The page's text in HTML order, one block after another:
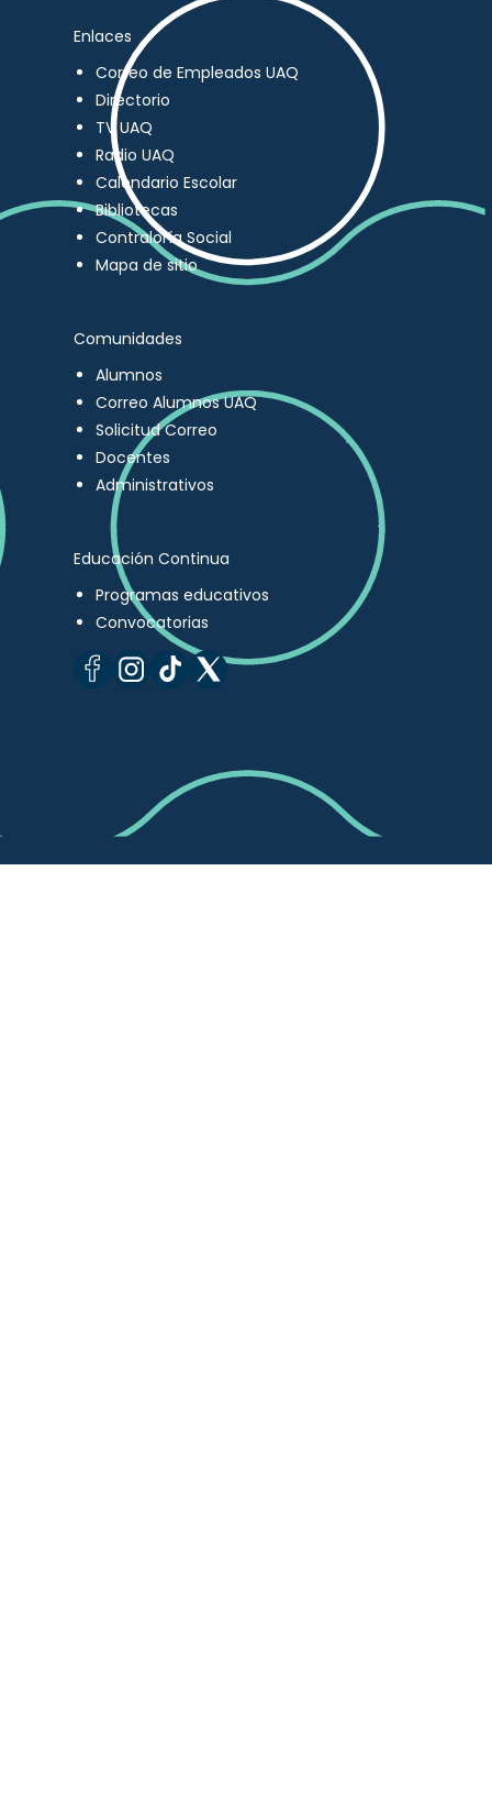
Enlaces
Correo de Empleados UAQ
Directorio
TV UAQ
Radio UAQ
Calendario Escolar
Bibliotecas
Contraloría Social
Mapa de sitio
Comunidades
Alumnos
Correo Alumnos UAQ
Solicitud Correo
Docentes
Administrativos
Educación Continua
Programas educativos
Convocatorias